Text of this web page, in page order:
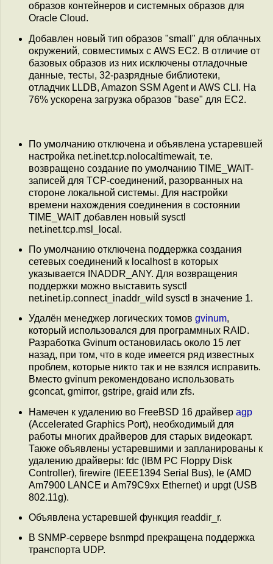
образов контейнеров и системных образов для
Oracle Cloud.
Добавлен новый тип образов "small" для облачных
окружений, совместимых с AWS EC2. В отличие от
базовых образов из них исключены отладочные
данные, тесты, 32-разрядные библиотеки,
отладчик LLDB, Amazon SSM Agent и AWS CLI. На
76% ускорена загрузка образов "base" для EC2.
По умолчанию отключена и объявлена устаревшей
настройка net.inet.tcp.nolocaltimewait, т.е.
возвращено создание по умолчанию TIME_WAIT-
записей для TCP-соединений, разорванных на
стороне локальной системы. Для настройки
времени нахождения соединения в состоянии
TIME_WAIT добавлен новый sysctl
net.inet.tcp.msl_local.
По умолчанию отключена поддержка создания
сетевых соединений к localhost в которых
указывается INADDR_ANY. Для возвращения
поддержки можно выставить sysctl
net.inet.ip.connect_inaddr_wild sysctl в значение 1.
Удалён менеджер логических томов gvinum,
который использовался для программных RAID.
Разработка Gvinum остановилась около 15 лет
назад, при том, что в коде имеется ряд известных
проблем, которые никто так и не взялся исправить.
Вместо gvinum рекомендовано использовать
gconcat, gmirror, gstripe, graid или zfs.
Намечен к удалению во FreeBSD 16 драйвер agp
(Accelerated Graphics Port), необходимый для
работы многих драйверов для старых видеокарт.
Также объявлены устаревшими и запланированы к
удалению драйверы: fdc (IBM PC Floppy Disk
Controller), firewire (IEEE1394 Serial Bus), le (AMD
Am7900 LANCE и Am79C9xx Ethernet) и upgt (USB
802.11g).
Объявлена устаревшей функция readdir_r.
В SNMP-сервере bsnmpd прекращена поддержка
транспорта UDP.